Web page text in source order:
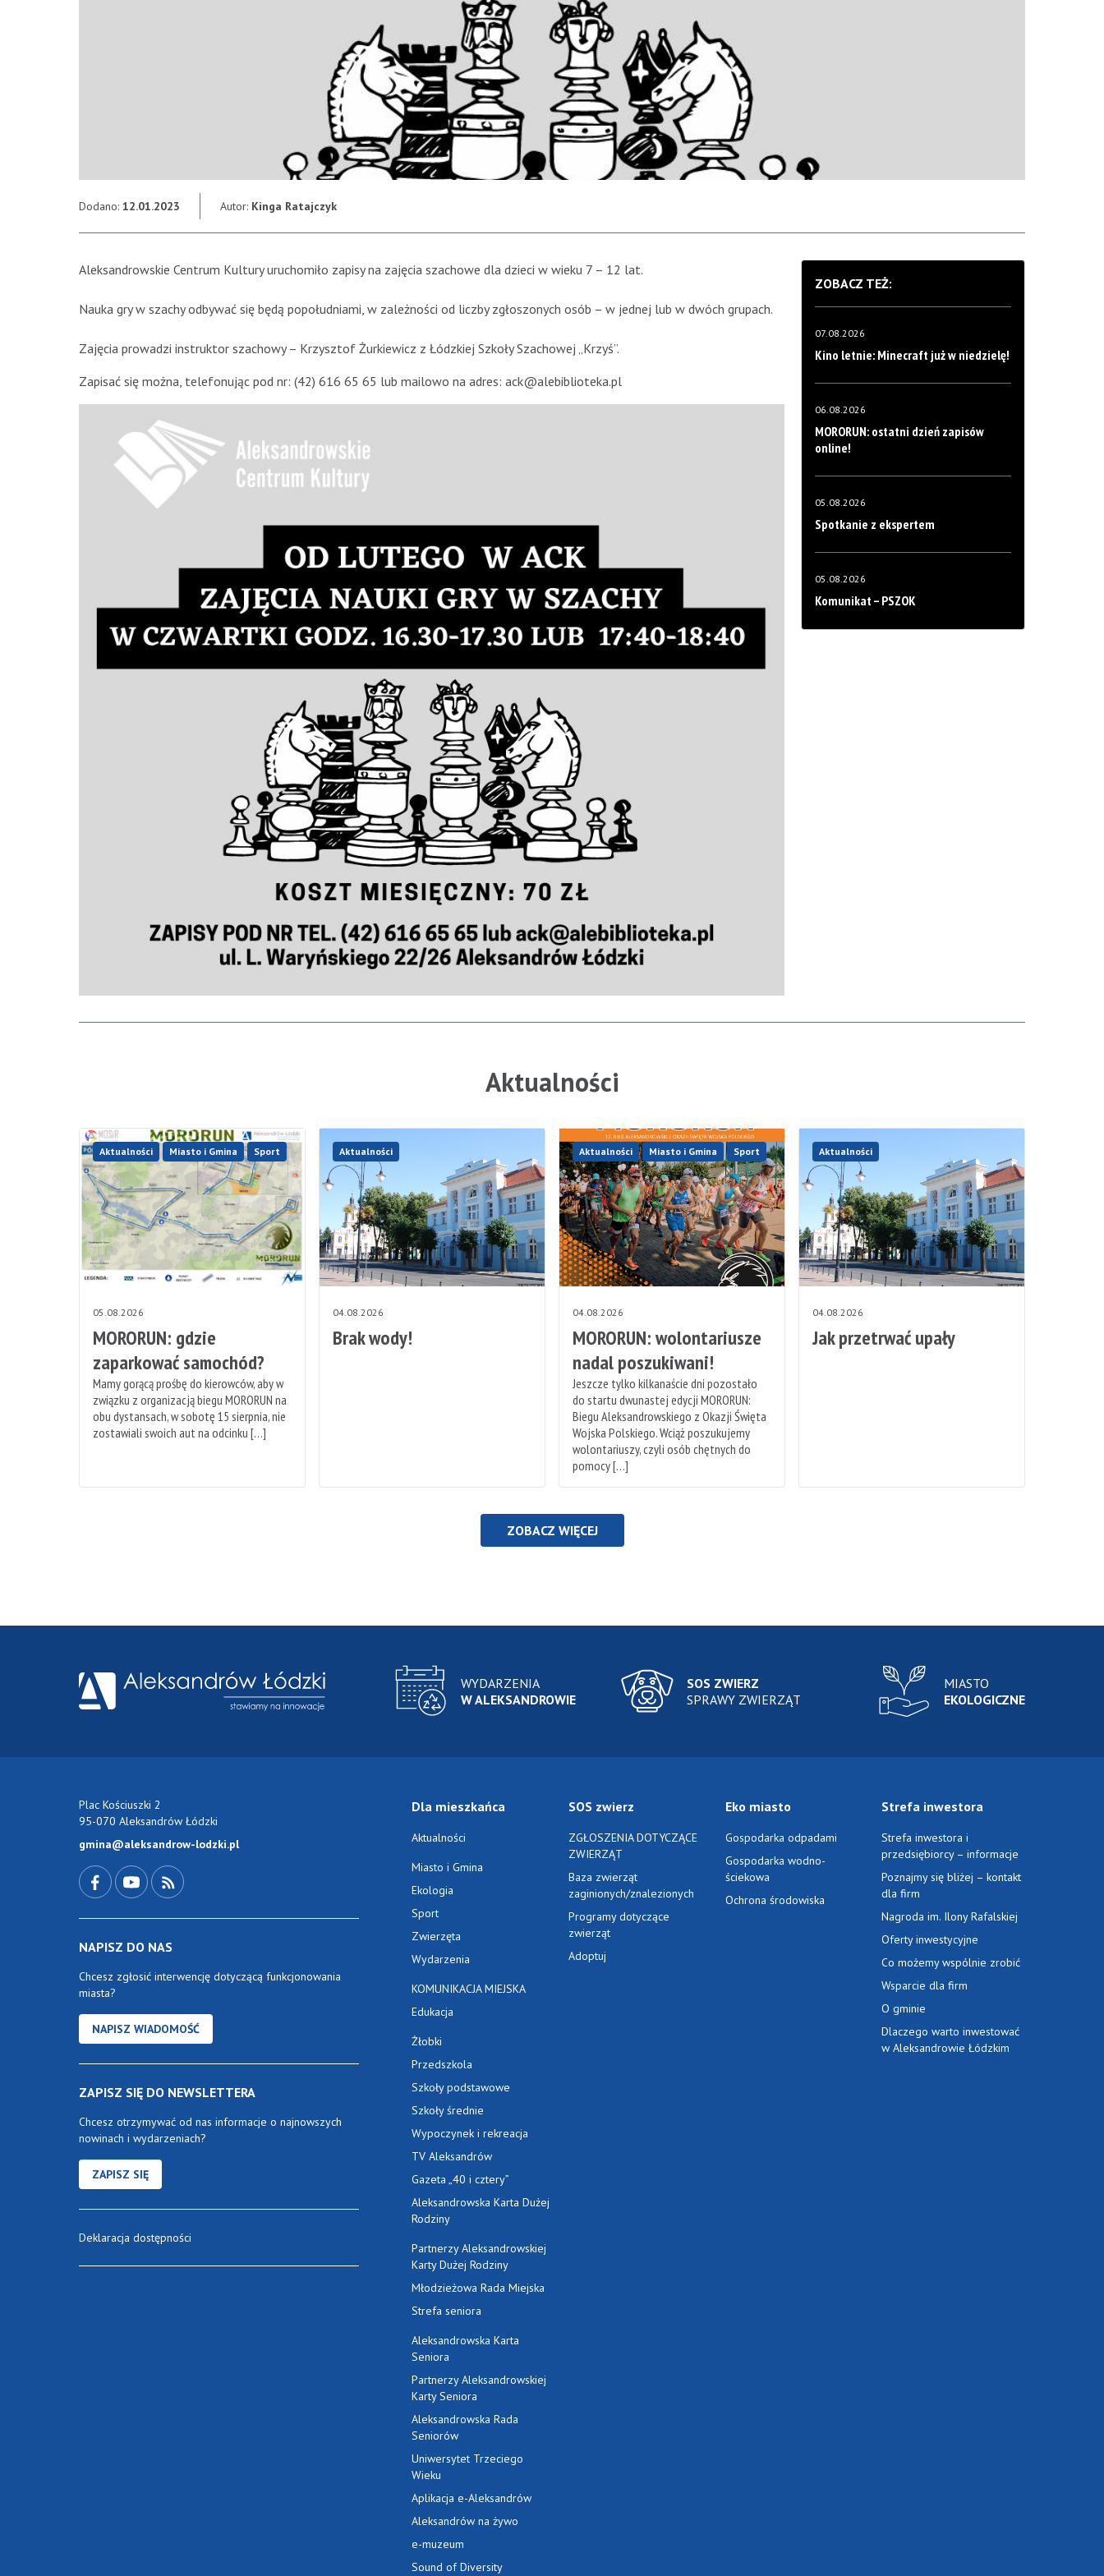
Dodano: 12.01.2023 Autor: Kinga Ratajczyk
Aleksandrowskie Centrum Kultury uruchomiło zapisy na zajęcia szachowe dla dzieci w wieku 7 – 12 lat.
Nauka gry w szachy odbywać się będą popołudniami, w zależności od liczby zgłoszonych osób – w jednej lub w dwóch grupach.
Zajęcia prowadzi instruktor szachowy – Krzysztof Żurkiewicz z Łódzkiej Szkoły Szachowej „Krzyś”.
Zapisać się można, telefonując pod nr: (42) 616 65 65 lub mailowo na adres: ack@alebiblioteka.pl
ZOBACZ TEŻ:
07.08.2026
Kino letnie: Minecraft już w niedzielę!
06.08.2026
MORORUN: ostatni dzień zapisów
online!
05.08.2026
Spotkanie z ekspertem
05.08.2026
Komunikat – PSZOK
Aktualności
Aktualności Miasto i Gmina Sport
05.08.2026
MORORUN: gdzie
zaparkować samochód?
Mamy gorącą prośbę do kierowców, aby w
związku z organizacją biegu MORORUN na
obu dystansach, w sobotę 15 sierpnia, nie
zostawiali swoich aut na odcinku […]
Aktualności
04.08.2026
Brak wody!
Aktualności Miasto i Gmina Sport
04.08.2026
MORORUN: wolontariusze
nadal poszukiwani!
Jeszcze tylko kilkanaście dni pozostało
do startu dwunastej edycji MORORUN:
Biegu Aleksandrowskiego z Okazji Święta
Wojska Polskiego. Wciąż poszukujemy
wolontariuszy, czyli osób chętnych do
pomocy […]
Aktualności
04.08.2026
Jak przetrwać upały
ZOBACZ WIĘCEJ
WYDARZENIA
W ALEKSANDROWIE
SOS ZWIERZ
SPRAWY ZWIERZĄT
MIASTO
EKOLOGICZNE
Plac Kościuszki 2
95-070 Aleksandrów Łódzki
gmina@aleksandrow-lodzki.pl
NAPISZ DO NAS
Chcesz zgłosić interwencję dotyczącą funkcjonowania
miasta?
NAPISZ WIADOMOŚĆ
ZAPISZ SIĘ DO NEWSLETTERA
Chcesz otrzymywać od nas informacje o najnowszych
nowinach i wydarzeniach?
ZAPISZ SIĘ
Deklaracja dostępności
Dla mieszkańca
Aktualności
Miasto i Gmina
Ekologia
Sport
Zwierzęta
Wydarzenia
KOMUNIKACJA MIEJSKA
Edukacja
Żłobki
Przedszkola
Szkoły podstawowe
Szkoły średnie
Wypoczynek i rekreacja
TV Aleksandrów
Gazeta „40 i cztery”
Aleksandrowska Karta Dużej
Rodziny
Partnerzy Aleksandrowskiej
Karty Dużej Rodziny
Młodzieżowa Rada Miejska
Strefa seniora
Aleksandrowska Karta
Seniora
Partnerzy Aleksandrowskiej
Karty Seniora
Aleksandrowska Rada
Seniorów
Uniwersytet Trzeciego
Wieku
Aplikacja e-Aleksandrów
Aleksandrów na żywo
e-muzeum
Sound of Diversity
SOS zwierz
ZGŁOSZENIA DOTYCZĄCE
ZWIERZĄT
Baza zwierząt
zaginionych/znalezionych
Programy dotyczące
zwierząt
Adoptuj
Eko miasto
Gospodarka odpadami
Gospodarka wodno-
ściekowa
Ochrona środowiska
Strefa inwestora
Strefa inwestora i
przedsiębiorcy – informacje
Poznajmy się bliżej – kontakt
dla firm
Nagroda im. Ilony Rafalskiej
Oferty inwestycyjne
Co możemy wspólnie zrobić
Wsparcie dla firm
O gminie
Dlaczego warto inwestować
w Aleksandrowie Łódzkim